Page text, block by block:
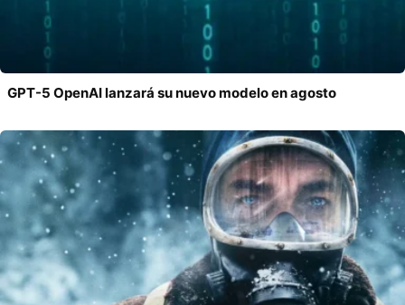
GPT-5 OpenAI lanzará su nuevo modelo en agosto